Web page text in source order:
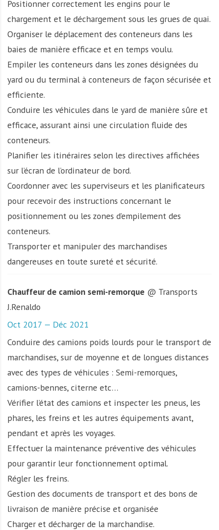
Positionner correctement les engins pour le
chargement et le déchargement sous les grues de quai.
Organiser le déplacement des conteneurs dans les
baies de manière efficace et en temps voulu.
Empiler les conteneurs dans les zones désignées du
yard ou du terminal à conteneurs de façon sécurisée et
efficiente.
Conduire les véhicules dans le yard de manière sûre et
efficace, assurant ainsi une circulation fluide des
conteneurs.
Planifier les itinéraires selon les directives affichées
sur l’écran de l’ordinateur de bord.
Coordonner avec les superviseurs et les planificateurs
pour recevoir des instructions concernant le
positionnement ou les zones d’empilement des
conteneurs.
Transporter et manipuler des marchandises
dangereuses en toute sureté et sécurité.
Chauffeur de camion semi-remorque @ Transports
J.Renaldo
Oct 2017 — Déc 2021
Conduire des camions poids lourds pour le transport de
marchandises, sur de moyenne et de longues distances
avec des types de véhicules : Semi-remorques,
camions-bennes, citerne etc…
Vérifier l’état des camions et inspecter les pneus, les
phares, les freins et les autres équipements avant,
pendant et après les voyages.
Effectuer la maintenance préventive des véhicules
pour garantir leur fonctionnement optimal.
Régler les freins.
Gestion des documents de transport et des bons de
livraison de manière précise et organisée
Charger et décharger de la marchandise.